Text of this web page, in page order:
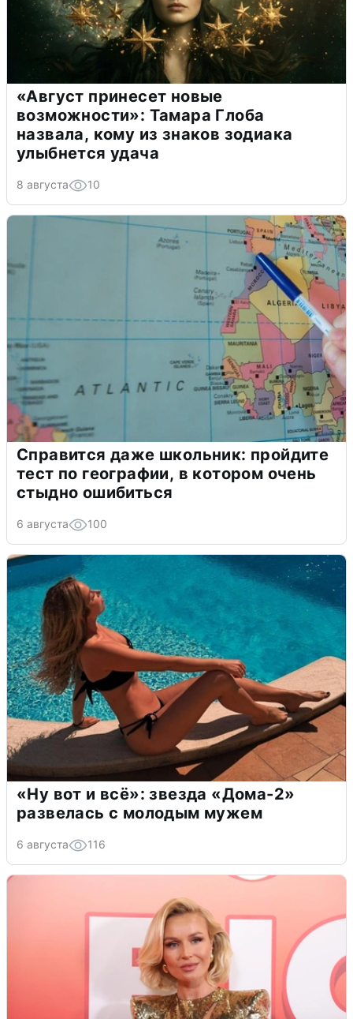
«Август принесет новые
возможности»: Тамара Глоба
назвала, кому из знаков зодиака
улыбнется удача
8 августа 10
Справится даже школьник: пройдите
тест по географии, в котором очень
стыдно ошибиться
6 августа 100
«Ну вот и всё»: звезда «Дома-2»
развелась с молодым мужем
6 августа 116